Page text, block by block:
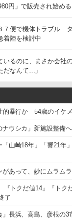
円」で販売され始める
７便で機体トラブル
着陸を検討中
いるのに、まさか会社
だなんて…」
的暴行か 54歳のイケ
ウシカ」新施設整備へ
山崎18年」「響21年
あって、妙にムラム
『トクだ値14』『トク
了
」長浜、高島、彦根の3